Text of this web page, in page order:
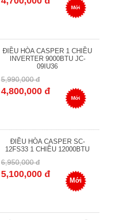
Mới
ĐIỀU HÒA CASPER 1 CHIỀU
INVERTER 9000BTU JC-
09IU36
5,990,000 đ
4,800,000 đ
Mới
ĐIỀU HÒA CASPER SC-
12FS33 1 CHIỀU 12000BTU
6,950,000 đ
5,100,000 đ
Mới